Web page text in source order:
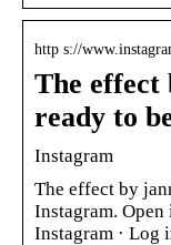
http s://
The effect
ready to
Instagram
The effect by
Instagram.
Instagram · Log